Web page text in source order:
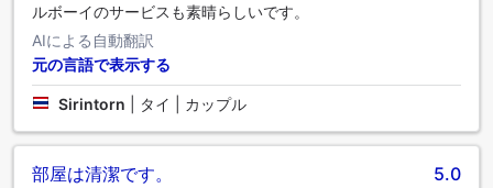
ルボーイのサービスも素晴らしいです。
AIによる自動翻訳
元の言語で表示する
Sirintorn タイ | カップル
部屋は清潔です。 5.0